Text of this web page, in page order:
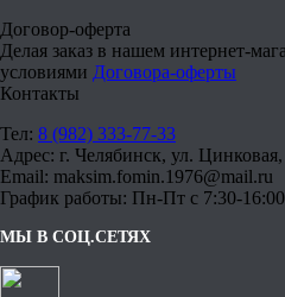
Договор-оферта
Делая заказ в нашем интернет-
условиями Договора-оферты
Контакты
Тел: 8 (982) 333-77-33
Адрес: г. Челябинск, ул. Цинковая,
Email: maksim.fomin.1976@mail.ru
График работы: Пн-Пт с 7:30-16:00
МЫ В СОЦ.СЕТЯХ